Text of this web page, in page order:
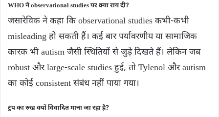
WHO ने observational studies पर क्या राय दी?
जसारेविक ने कहा कि observational studies कभी-कभी
misleading हो सकती हैं। कई बार पर्यावरणीय या सामाजिक
कारक भी autism जैसी स्थितियों से जुड़े दिखते हैं। लेकिन जब
robust और large-scale studies हुईं, तो Tylenol और autism
का कोई consistent संबंध नहीं पाया गया।
ट्रंप का रुख क्यों विवादित माना जा रहा है?